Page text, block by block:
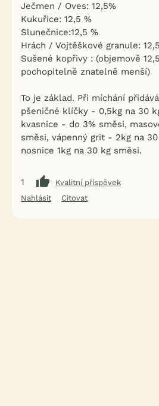
Ječmen / Oves: 12,5%
Kukuřice: 12,5 %
Slunečnice:12,5 %
Hrách / Vojtěškové granule:
Sušené kopřivy : (objemově
pochopitelně znatelně menší)
To je základ. Při míchání
pšeničné klíčky - 0,5kg na 30
kvasnice - do 3% směsi,
směsi, vápenný grit - 2kg na
nosnice 1kg na 30 kg směsi.
1
Kvalitní příspěvek
Nahlásit
Citovat